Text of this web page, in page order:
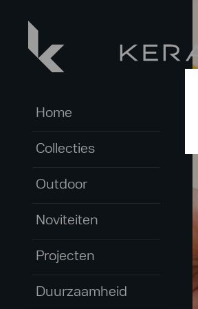
Home
Collecties
Outdoor
Noviteiten
Projecten
Duurzaamheid